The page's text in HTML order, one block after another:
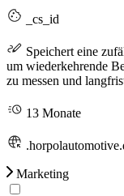
_cs_id
Speichert eine
um wiederkehrende
zu messen und
13 Monate
Marketing